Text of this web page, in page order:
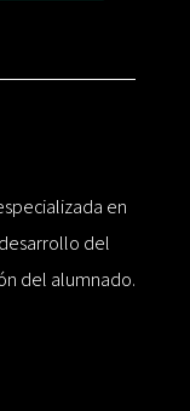
en
del
del alumnado.